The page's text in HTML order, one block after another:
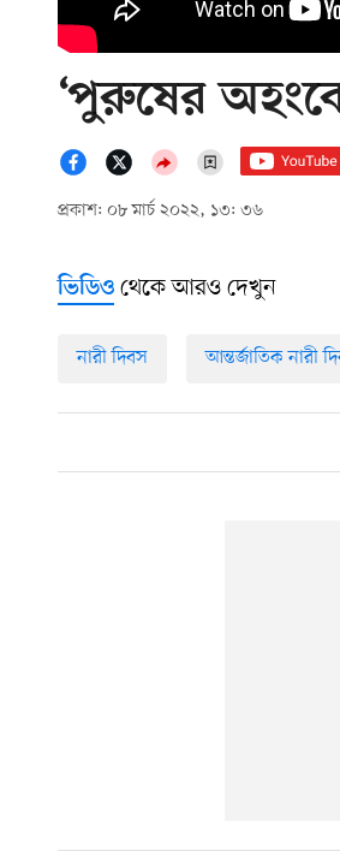
‘পুরুষের
প্রকাশ: ০৮ মার্চ ২০২২, ১৩: ৩৬
ভিডিও থেকে আরও দেখুন
নারী দিবস আন্তর্জাতিক নারী